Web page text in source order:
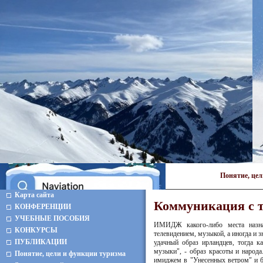
Понятие,
Карта сайта
КОНФЕРЕНЦИИ
УЧЕБНЫЕ ПОСОБИЯ
КОНКУРСЫ
ПУБЛИКАЦИИ
Понятие, цели и функции туризма
Коммуникация с
ИМИДЖ какого-либо места
телевидением, музыкой, а иногда
удачный образ ирландцев, тогда
музыки", - образ красоты и
имиджем в "Унесенных ветром" и